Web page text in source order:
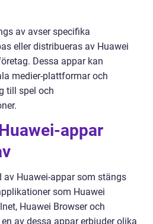
av avser specifika
eller distribueras av Huawei
Dessa appar kan
medier-plattformar och
till spel och
appar
av Huawei-appar som stängs
som Huawei
Huawei Browser och
av dessa appar erbjuder olika